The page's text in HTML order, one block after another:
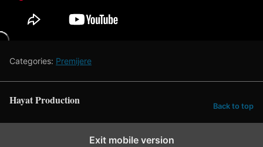
Categories: Premijere
Hayat Production Back to top
Exit mobile version